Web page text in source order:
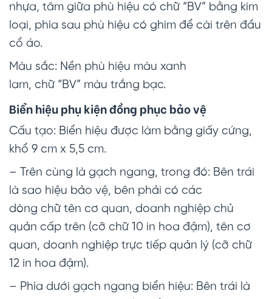
nhựa, tâm giữa phù hiệu có chữ “BV” bằng kim
loại, phía sau phù hiệu có ghim để cài trên đầu
cổ áo.
Màu sắc: Nền phù hiệu màu xanh
lam, chữ “BV” màu trắng bạc.
Biển hiệu phụ kiện đồng phục bảo vệ
Cấu tạo: Biển hiệu được làm bằng giấy cứng,
khổ 9 cm x 5,5 cm.
– Trên cùng là gạch ngang, trong đó: Bên trái
là sao hiệu bảo vệ, bên phải có các
dòng chữ tên cơ quan, doanh nghiệp chủ
quản cấp trên (cỡ chữ 10 in hoa đậm), tên cơ
quan, doanh nghiệp trực tiếp quản lý (cỡ chữ
12 in hoa đậm).
– Phía dưới gạch ngang biển hiệu: Bên trái là